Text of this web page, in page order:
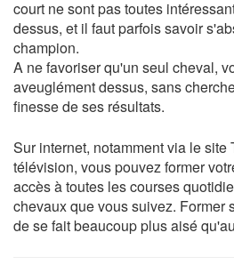
court ne sont pas toutes
dessus, et il faut parfois savoir
champion.
A ne favoriser qu'un seul cheval,
aveuglément dessus, sans
finesse de ses résultats.
Sur internet, notamment via le
télévision, vous pouvez former
accès à toutes les courses
chevaux que vous suivez. Former
de se fait beaucoup plus aisé